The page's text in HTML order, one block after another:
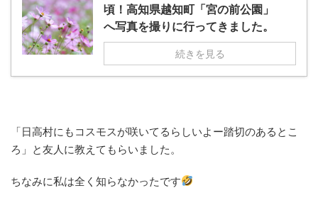
頃！高知県越知町「宮の前公園」
へ写真を撮りに行ってきました。
続きを見る
「日高村にもコスモスが咲いてるらしいよー踏切のあるとこ
ろ」と友人に教えてもらいました。
ちなみに私は全く知らなかったです